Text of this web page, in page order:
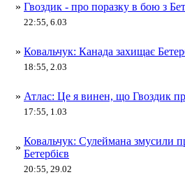
» Гвоздик - про поразку в бою з
22:55, 6.03
» Ковальчук: Канада захищає
18:55, 2.03
» Атлас: Це я винен, що Гвоздик
17:55, 1.03
»
Ковальчук: Сулеймана змусили
Бетербієв
20:55, 29.02